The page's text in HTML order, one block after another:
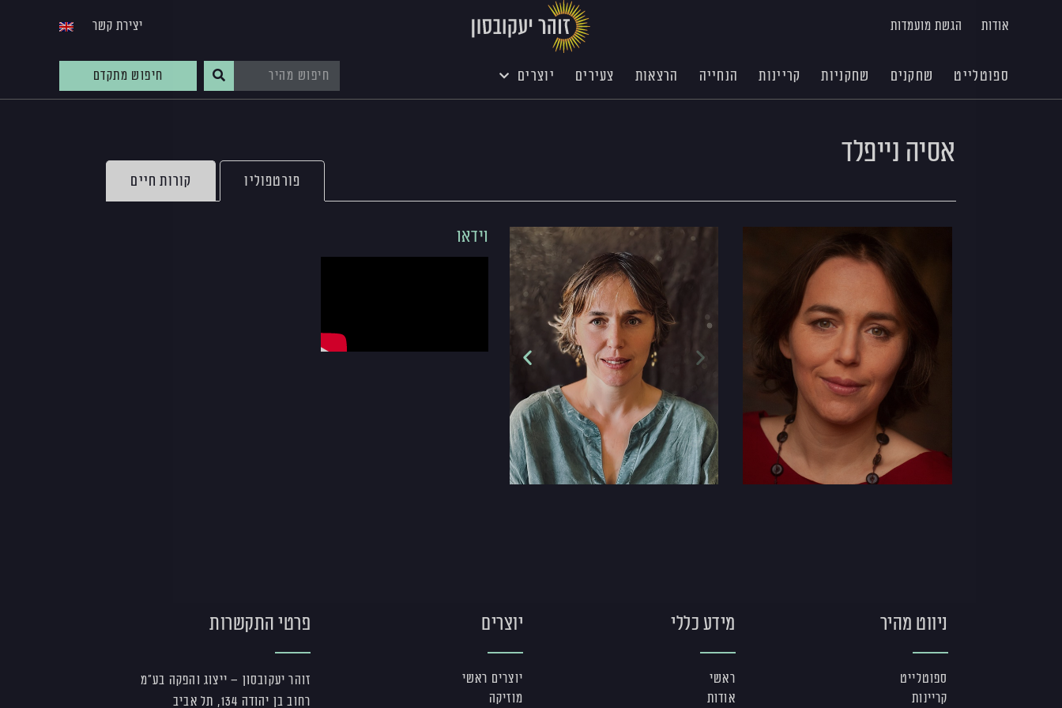
אודות הגשת מועמדות יצירת קשר
ספוטלייט שחקנים שחקניות קריינות הנחייה הרצאות צעירים יוצרים חיפוש מתקדם
אסיה נייפלד
פורטפוליו קורות חיים
וידאו
ניווט מהיר
ספוטלייט
קריינות
מידע כללי
ראשי
אודות
יוצרים
יוצרים ראשי
מוזיקה
פרטי התקשרות
זוהר יעקובסון – ייצוג והפקה בע"מ
רחוב בן יהודה 134, תל אביב